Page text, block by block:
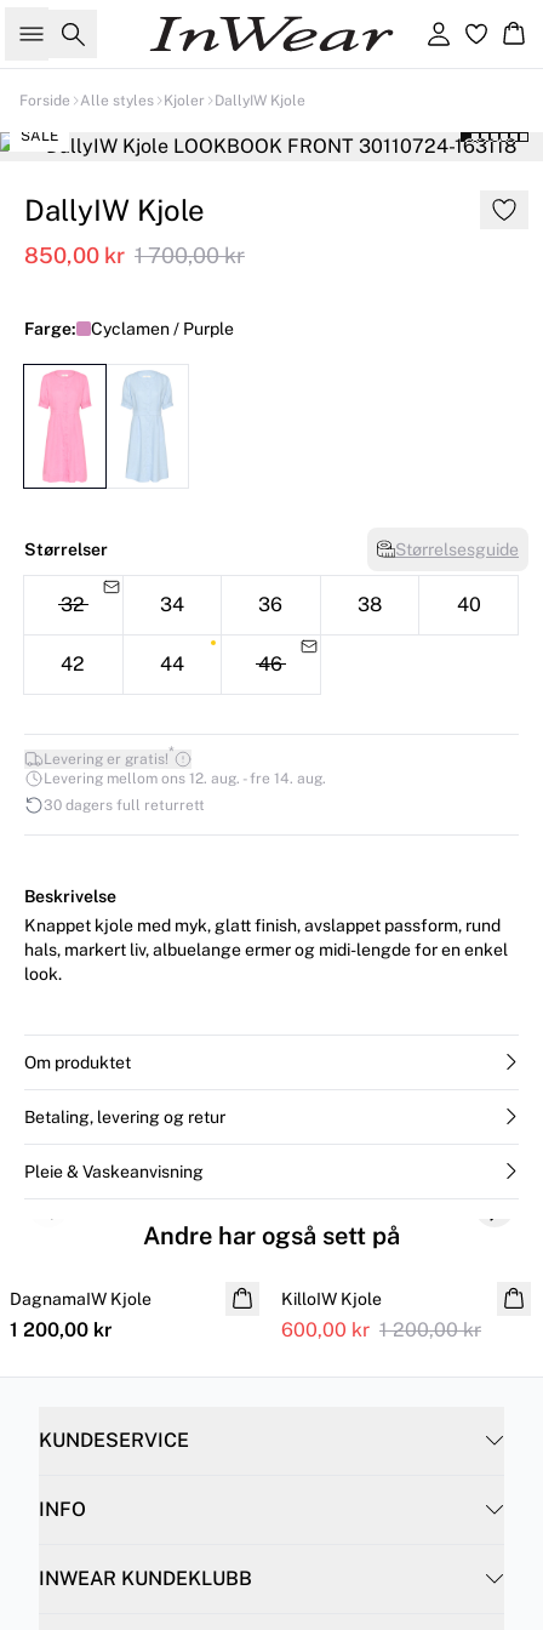
Søk Logg inn
Forside Alle styles Kjoler DallyIW Kjole
SALE
DallyIW Kjole
850,00 kr 1 700,00 kr
Farge: Cyclamen / Purple
Størrelser Størrelsesguide
32 34 36 38 40
42 44 46
Levering er gratis!*
Levering mellom ons 12. aug. - fre 14. aug.
30 dagers full returrett
Beskrivelse
Knappet kjole med myk, glatt finish, avslappet passform, rund
hals, markert liv, albuelange ermer og midi-lengde for en enkel
look.
Om produktet
Betaling, levering og retur
Pleie & Vaskeanvisning
Andre har også sett på
DagnamaIW Kjole
1 200,00 kr
SALE
KilloIW Kjole
600,00 kr 1 200,00 kr
Previous slide Next
KUNDESERVICE
INFO
INWEAR KUNDEKLUBB